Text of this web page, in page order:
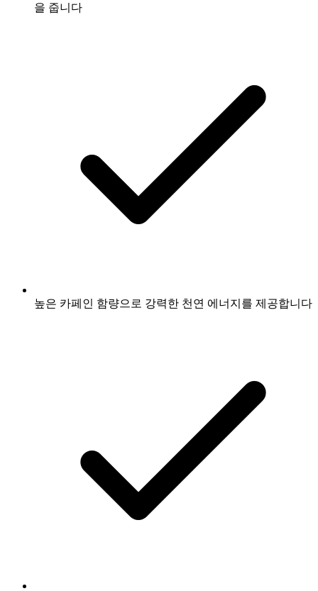
을 줍니다
높은 카페인 함량으로 강력한 천연 에너지를 제공합니다